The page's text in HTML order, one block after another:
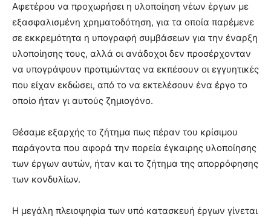
Αφετέρου να προχωρήσει η υλοποίηση νέων έργων με
εξασφαλισμένη χρηματοδότηση, για τα οποία παρέμενε
σε εκκρεμότητα η υπογραφή συμβάσεων για την έναρξη
υλοποίησης τους, αλλά οι ανάδοχοι δεν προσέρχονταν
να υπογράψουν προτιμώντας να εκπέσουν οι εγγυητικές
που είχαν εκδώσει, από το να εκτελέσουν ένα έργο το
οποίο ήταν γι αυτούς ζημιογόνο.
Θέσαμε εξαρχής το ζήτημα πως πέραν του κρίσιμου
παράγοντα που αφορά την πορεία έγκαιρης υλοποίησης
των έργων αυτών, ήταν και το ζήτημα της απορρόφησης
των κονδυλίων.
Η μεγάλη πλειοψηφία των υπό κατασκευή έργων γίνεται